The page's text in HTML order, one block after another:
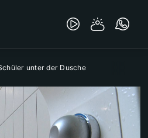
unter der Dusche